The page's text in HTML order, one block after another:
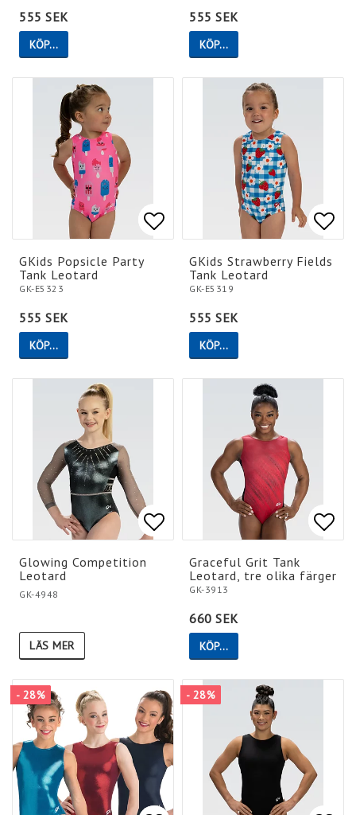
555 SEK
KÖP…
555 SEK
KÖP…
Lägg till i favoritlistan
Lägg till i favoritlistan
GKids Popsicle Party
Tank Leotard
GK-E5323
555 SEK
KÖP…
GKids Strawberry Fields
Tank Leotard
GK-E5319
555 SEK
KÖP…
Lägg till i favoritlistan
Lägg till i favoritlistan
Glowing Competition
Leotard
GK-4948
LÄS MER
Graceful Grit Tank
Leotard, tre olika färger
GK-3913
660 SEK
KÖP…
- 28% - 28%